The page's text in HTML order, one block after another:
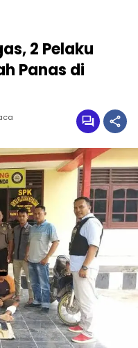
2 Pelaku
Panas di